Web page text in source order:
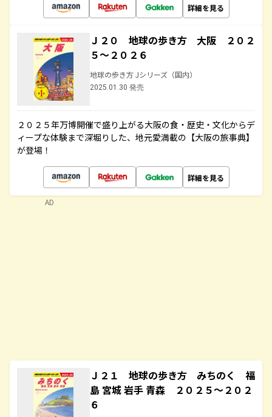
詳細を見る
Ｊ２０ 地球の歩き方 大阪 ２０２
５～２０２６
地球の歩き方 Jシリーズ（国内）
2025.01.30 発売
２０２５年万博開催で盛り上がる大阪の食・歴史・文化からデ
ィープな体験まで深堀りした、地元愛満載の【大阪の旅事典】
が登場！
詳細を見る
Ｊ２１ 地球の歩き方 みちのく 福
島 宮城 岩手 青森 ２０２５～２０２
６
AD